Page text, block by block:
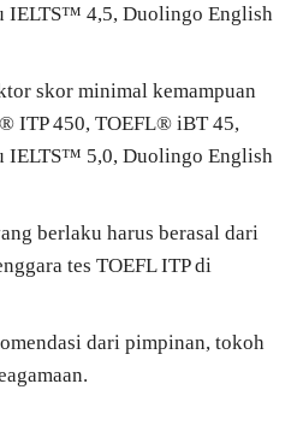
IELTS™ 4,5, Duolingo English
skor minimal kemampuan
ITP 450, TOEFL® iBT 45,
IELTS™ 5,0, Duolingo English
berlaku harus berasal dari
tes TOEFL ITP di
dari pimpinan, tokoh